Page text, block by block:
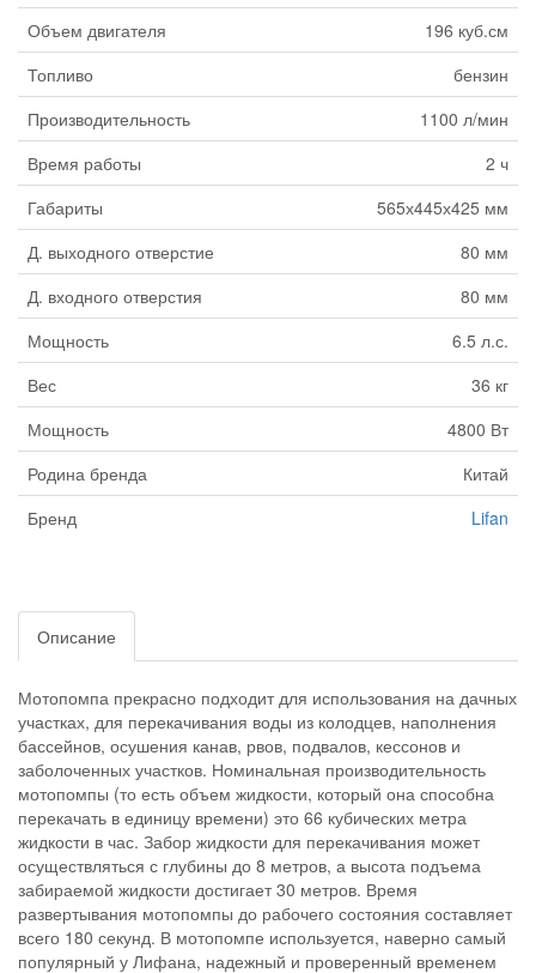
Объем двигателя
196 куб.см
Топливо
бензин
Производительность
1100 л/мин
Время работы
2 ч
Габариты
565х445х425 мм
Д. выходного отверстие
80 мм
Д. входного отверстия
80 мм
Мощность
6.5 л.с.
Вес
36 кг
Мощность
4800 Вт
Родина бренда
Китай
Бренд
Lifan
Описание
Мотопомпа прекрасно подходит для использования на дачных
участках, для перекачивания воды из колодцев, наполнения
бассейнов, осушения канав, рвов, подвалов, кессонов и
заболоченных участков. Номинальная производительность
мотопомпы (то есть объем жидкости, который она способна
перекачать в единицу времени) это 66 кубических метра
жидкости в час. Забор жидкости для перекачивания может
осуществляться с глубины до 8 метров, а высота подъема
забираемой жидкости достигает 30 метров. Время
развертывания мотопомпы до рабочего состояния составляет
всего 180 секунд. В мотопомпе используется, наверно самый
популярный у Лифана, надежный и проверенный временем